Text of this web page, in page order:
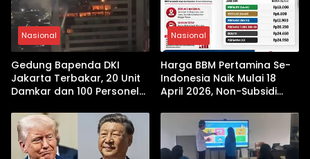
Nasional
Gedung Bapenda DKI
Jakarta Terbakar, 20 Unit
Damkar dan 100 Personel
Nasional
Harga BBM Pertamina Se-
Indonesia Naik Mulai 18
April 2026, Non-Subsidi